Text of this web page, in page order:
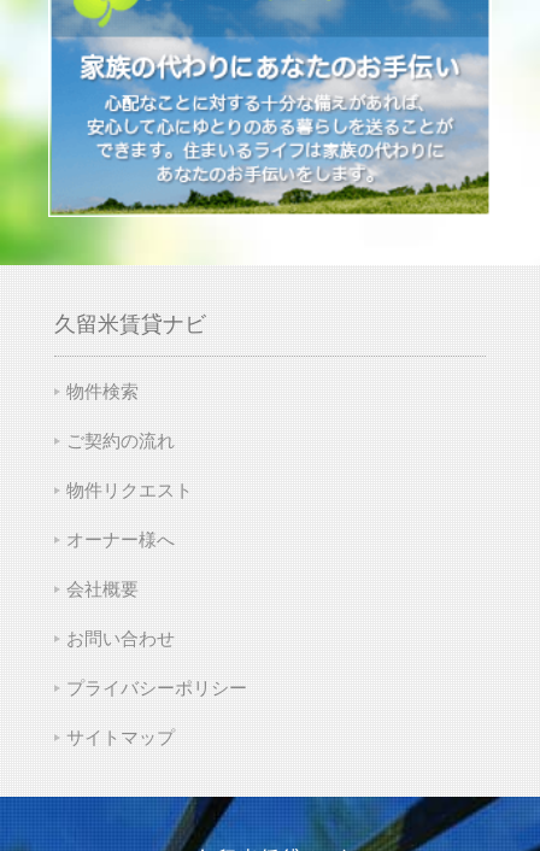
久留米賃貸ナビ
物件検索
ご契約の流れ
物件リクエスト
オーナー様へ
会社概要
お問い合わせ
プライバシーポリシー
サイトマップ